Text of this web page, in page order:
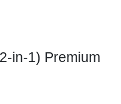
in-1) Premium